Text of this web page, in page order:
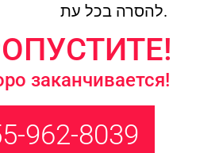
להסרה בכל עת.
заканчивается!
962-8039